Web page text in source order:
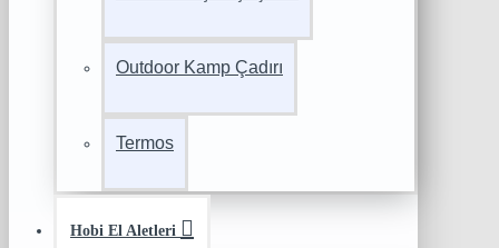
Outdoor Kamp Çadırı
Termos
Hobi El Aletleri